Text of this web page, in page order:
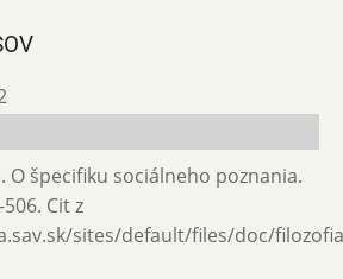
O špecifiku sociálneho poznania.
Cit z
sites/default/files/doc/